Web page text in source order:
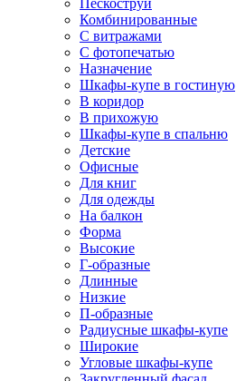
Пескоструй
Комбинированные
С витражами
С фотопечатью
Назначение
Шкафы-купе в гостиную
В коридор
В прихожую
Шкафы-купе в спальню
Детские
Офисные
Для книг
Для одежды
На балкон
Форма
Высокие
Г-образные
Длинные
Низкие
П-образные
Радиусные шкафы-купе
Широкие
Угловые шкафы-купе